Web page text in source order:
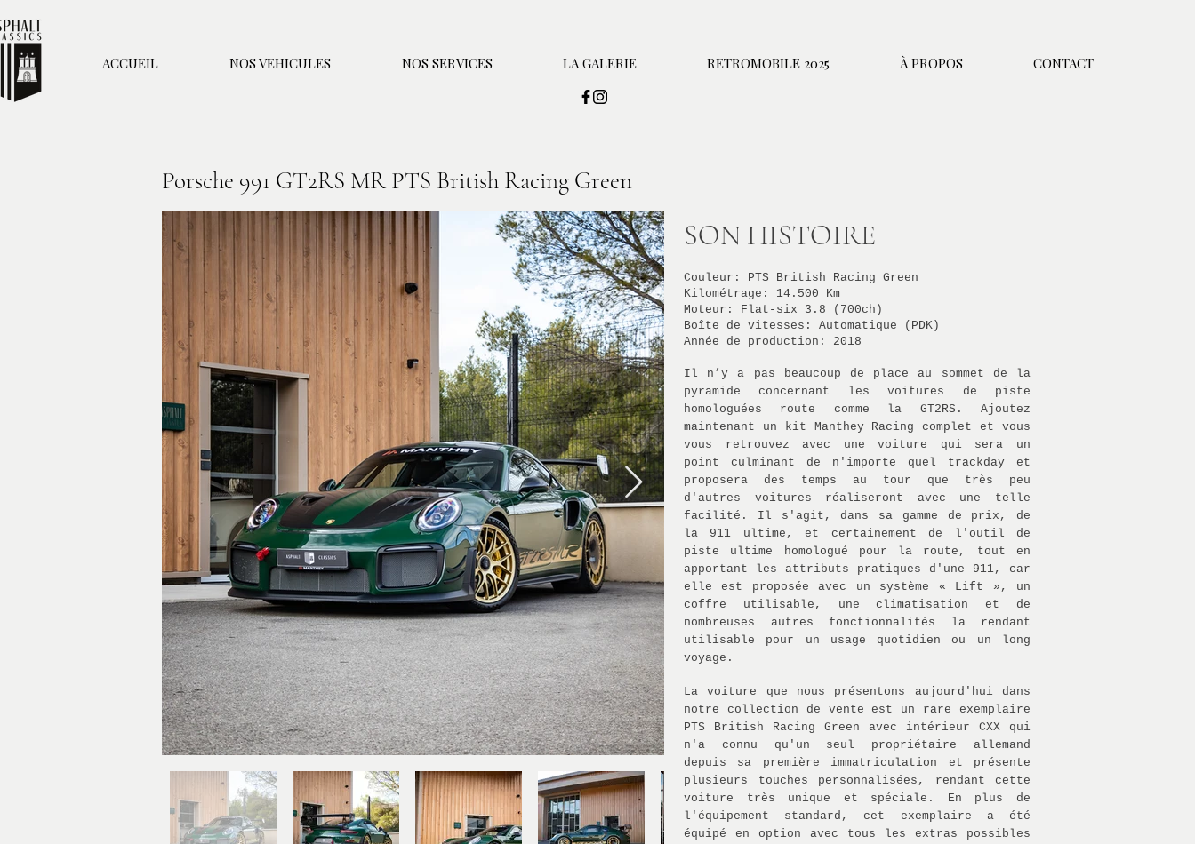
ACCUEIL NOS VEHICULES NOS SERVICES LA GALERIE RETROMOBILE 2025 À PROPOS CONTACT
Porsche 991 GT2RS MRPTS British Racing Green
SON HISTOIRE
Couleur: PTS British Racing Green
Kilométrage: 14.500 Km
Moteur: Flat-six 3.8
(700ch)
Boîte de vitesses: Automatique (PDK)
Année de production: 2018
Il n’y a pas beaucoup de place au sommet de la
pyramide concernant les voitures de piste
homologuées route comme la GT2RS. Ajoutez
maintenant un kit Manthey Racing complet et vous
vous retrouvez avec une voiture qui sera un
point culminant de n'importe quel trackday et
proposera des temps au tour que très peu
d'autres voitures réaliseront avec une telle
facilité. Il s'agit, dans sa gamme de prix, de
la 911 ultime, et certainement de l'outil de
piste ultime homologué pour la route, tout en
apportant les attributs pratiques d'une 911, car
elle est proposée avec un système « Lift », un
coffre utilisable, une climatisation et de
nombreuses autres fonctionnalités la rendant
utilisable pour un usage quotidien ou un long
voyage.
La voiture que nous présentons aujourd'hui dans
notre collection de vente est un rare exemplaire
PTS British Racing Green avec intérieur CXX qui
n'a connu qu'un seul propriétaire allemand
depuis sa première immatriculation et présente
plusieurs touches personnalisées, rendant cette
voiture très unique et spéciale. En plus de
l'équipement standard, cet exemplaire a été
équipé en option avec tous les extras possibles